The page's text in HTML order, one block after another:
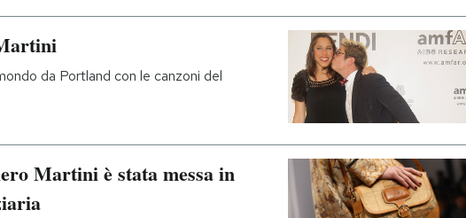
da Portland con le canzoni del
Martini è stata messa in